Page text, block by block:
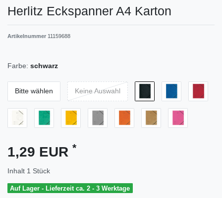
Herlitz Eckspanner A4 Karton
Artikelnummer 11159688
Farbe: schwarz
Bitte wählen Keine Auswahl
1,29 EUR *
Inhalt 1 Stück
Auf Lager - Lieferzeit ca. 2 - 3 Werktage